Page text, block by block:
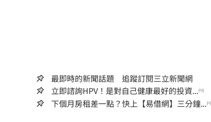
最即時的新聞話題 追蹤訂閱三立新聞網
立即諮詢HPV！是對自己健康最好的投資...PR
下個月房租差一點？快上【易借網】三分鐘...